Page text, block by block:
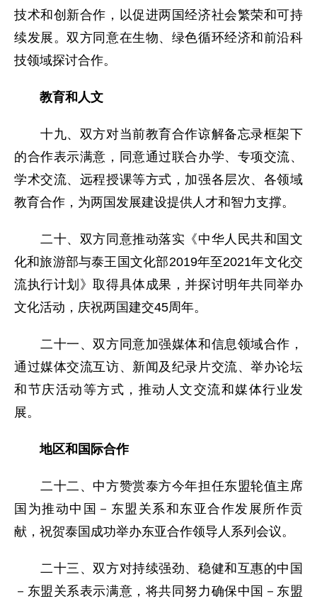
技术和创新合作，以促进两国经济社会繁荣和可持
续发展。双方同意在生物、绿色循环经济和前沿科
技领域探讨合作。
教育和人文
十九、双方对当前教育合作谅解备忘录框架下
的合作表示满意，同意通过联合办学、专项交流、
学术交流、远程授课等方式，加强各层次、各领域
教育合作，为两国发展建设提供人才和智力支撑。
二十、双方同意推动落实《中华人民共和国文
化和旅游部与泰王国文化部2019年至2021年文化交
流执行计划》取得具体成果，并探讨明年共同举办
文化活动，庆祝两国建交45周年。
二十一、双方同意加强媒体和信息领域合作，
通过媒体交流互访、新闻及纪录片交流、举办论坛
和节庆活动等方式，推动人文交流和媒体行业发
展。
地区和国际合作
二十二、中方赞赏泰方今年担任东盟轮值主席
国为推动中国－东盟关系和东亚合作发展所作贡
献，祝贺泰国成功举办东亚合作领导人系列会议。
二十三、双方对持续强劲、稳健和互惠的中国
－东盟关系表示满意，将共同努力确保中国－东盟